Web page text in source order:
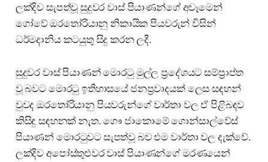
ලක්දිව සැපත්වූ සුදුවර වාස් පියාණන්ගේ අවෑමෙන්
ගෝවේ ඔරතෝරියානු නිකායික පියවරුන් විසින්
ධර්මදානිය කටයුතු සිදු කරන ලදී.
සුදුවර වාස් පියාණන් මොරටු මුල්ල ප්‍රදේශයට සම්ප්‍රාප්ත
වූ බවට මොරටු ඉතිහාසයේ ජනප්‍රවාදයක් ලෙස සඳහන්
වුවද ඔරතෝරියානු පියවරුන්ගේ වාර්තා වල ඒ පිළිබඳව
කිසිඳු සඳහනක් නැත. ගෞ ජාකොමේ ගොන්සාල්වේස්
පියාණන් මොරටුවට සැපත්වූ බව එම වාර්තා වල දැක්වේ.
ලක්දිව අපෝස්තුළුවර වාස් පියාණන්ගේ මරණයෙන්